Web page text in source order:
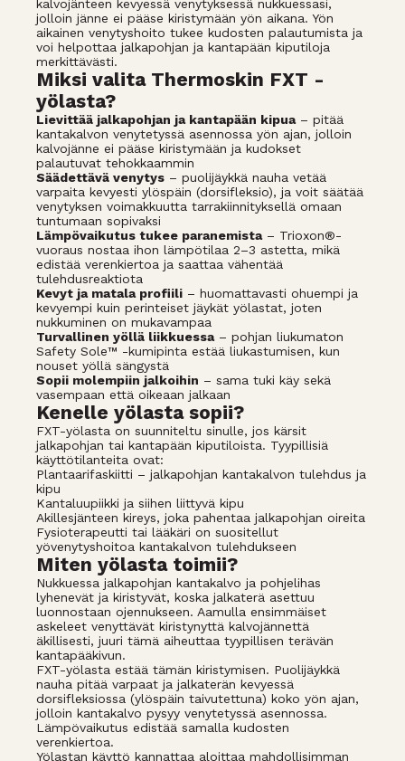
kalvojänteen kevyessä venytyksessä nukkuessasi,
jolloin jänne ei pääse kiristymään yön aikana. Yön
aikainen venytyshoito tukee kudosten palautumista ja
voi helpottaa jalkapohjan ja kantapään kiputiloja
merkittävästi.
Miksi valita Thermoskin FXT -
yölasta?
Lievittää jalkapohjan ja kantapään kipua– pitää
kantakalvon venytetyssä asennossa yön ajan, jolloin
kalvojänne ei pääse kiristymään ja kudokset
palautuvat tehokkaammin
Säädettävä venytys – puolijäykkä nauha vetää
varpaita kevyesti ylöspäin (dorsifleksio), ja voit säätää
venytyksen voimakkuutta tarrakiinnityksellä omaan
tuntumaan sopivaksi
Lämpövaikutus tukee paranemista– Trioxon®-
vuoraus nostaa ihon lämpötilaa 2–3 astetta, mikä
edistää verenkiertoa ja saattaa vähentää
tulehdusreaktiota
Kevyt ja matala profiili – huomattavasti ohuempi ja
kevyempi kuin perinteiset jäykät yölastat, joten
nukkuminen on mukavampaa
Turvallinen yöllä liikkuessa– pohjan liukumaton
Safety Sole™ -kumipinta estää liukastumisen, kun
nouset yöllä sängystä
Sopii molempiin jalkoihin – sama tuki käy sekä
vasempaan että oikeaan jalkaan
Kenelle yölasta sopii?
FXT-yölasta on suunniteltu sinulle, jos kärsit
jalkapohjan tai kantapään kiputiloista. Tyypillisiä
käyttötilanteita ovat:
Plantaarifaskiitti – jalkapohjan kantakalvon tulehdus ja
kipu
Kantaluupiikki ja siihen liittyvä kipu
Akillesjänteen kireys, joka pahentaa jalkapohjan oireita
Fysioterapeutti tai lääkäri on suositellut
yövenytyshoitoa kantakalvon tulehdukseen
Miten yölasta toimii?
Nukkuessa jalkapohjan kantakalvo ja pohjelihas
lyhenevät ja kiristyvät, koska jalkaterä asettuu
luonnostaan ojennukseen. Aamulla ensimmäiset
askeleet venyttävät kiristynyttä kalvojännettä
äkillisesti, juuri tämä aiheuttaa tyypillisen terävän
kantapääkivun.
FXT-yölasta estää tämän kiristymisen. Puolijäykkä
nauha pitää varpaat ja jalkaterän kevyessä
dorsifleksiossa (ylöspäin taivutettuna) koko yön ajan,
jolloin kantakalvo pysyy venytetyssä asennossa.
Lämpövaikutus edistää samalla kudosten
verenkiertoa.
Yölastan käyttö kannattaa aloittaa mahdollisimman